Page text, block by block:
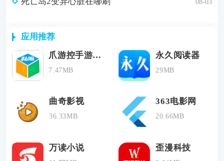
08-03
应用推荐
爪游控手游盒子
7.47MB
永久阅读器
29MB
曲奇影视
36.33MB
363电影网
20.66MB
万读小说 歪漫科技